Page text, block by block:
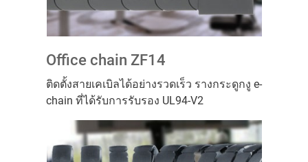
Office chain ZF14
ติดตั้งสายเคเบิลได้อย่างรวดเร็ว รางกระดูกงู e-
chain ที่ได้รับการรับรอง UL94-V2